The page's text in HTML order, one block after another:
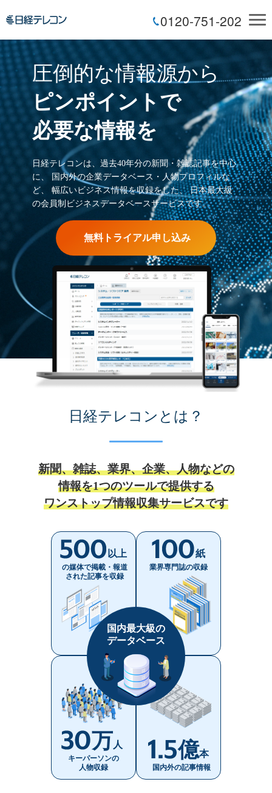
0120-751-202
圧倒的な情報源から
ピンポイントで
必要な情報を
日経テレコンは、過去40年分の新聞・雑誌記事を中心
に、
国内外の企業データベース・人物プロフィルな
ど、
幅広いビジネス情報を収録をした、日本最大級
の会員制ビジネスデータベースサービスです。
無料トライアル申し込み
日経テレコンとは？
新聞、雑誌、業界、企業、人物などの
情報を1つのツールで提供する
ワンストップ情報収集サービスです
以上
の媒体で掲載・報道
された記事を収録
紙
業界専門誌の収録
万人
キーパーソンの
人物収録
億本
国内外の記事情報
国内最大級の
データベース